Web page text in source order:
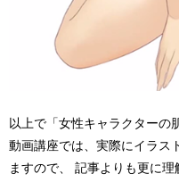
以上で「女性キャラクターの
動画講座では、実際にイラス
ますので、 記事よりも更に